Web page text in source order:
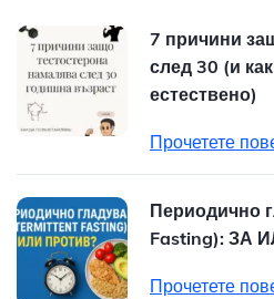
7 причини
след 30 (и
естествено)
Прочетете
Периодично
Fasting): ЗА
Прочетете